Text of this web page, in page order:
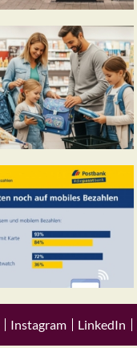
Instagram LinkedIn